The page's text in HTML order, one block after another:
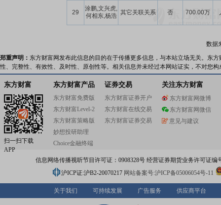
29
涂鹏,文兴虎,
何相东,杨浩 其它关联关系 否 700.00万
数据
郑重声明： 东方财富网发布此信息的目的在于传播更多信息，与本站立场无关。东
性、完整性、有效性、及时性、原创性等。相关信息并未经过本网站证实，不对您
东方财富
扫一扫下载
APP
东方财富产品
东方财富免费版
东方财富Level-2
东方财富策略版
妙想投研助理
Choice金融终端
证券交易
东方财富证券开户
东方财富在线交易
东方财富证券交易
关注东方财富
东方财富网微博
东方财富网微信
意见与建议
信息网络传播视听节目许可证：0908328号 经营证券期货业务许可证编
沪ICP证:沪B2-20070217 网站备案号:沪ICP备05006054号-11
关于我们 可持续发展 广告服务 供应商平台